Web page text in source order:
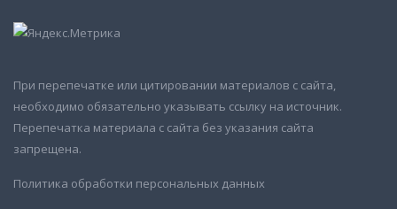
При перепечатке или цитировании материалов с сайта,
необходимо обязательно указывать ссылку на источник.
Перепечатка материала с сайта без указания сайта
запрещена.
Политика обработки персональных данных